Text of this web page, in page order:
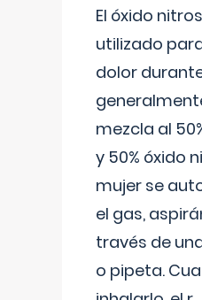
El óxido
utilizado
dolor
mezcla al
y 50% óxido
mujer se
el gas,
través de
o pipeta.